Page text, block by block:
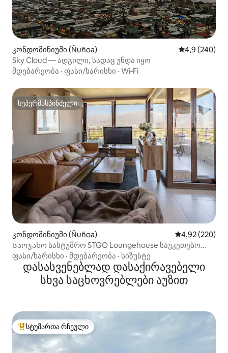
კონდომინიუმი (Ñuñoa) საშუალო
4,9 (240)
Sky Cloud — ადგილი, სადაც უნდა იყო
მდებარეობა · ფასი/ხარისხი · Wi‑Fi
სუპერმასპინძელი
სუპერმასპინძელი
კონდომინიუმი (Ñuñoa) საშუალო
4,92 (220)
Საოჯახო სასტუმრო STGO Loungehouse საუკეთესო
ანდების ხედით
ფასი/ხარისხი · მდებარეობა · სიზუსტე
დასასვენებლად დასაქირავებელი
სხვა საცხოვრებლები აუზით
სტუმართა რჩეული მოწინავე ვარიანტი
სტუმართა რჩეული